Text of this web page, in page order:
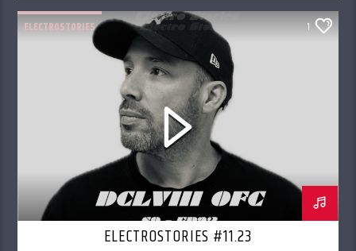
ELECTROSTORIES 1
ELECTROSTORIES #11.23